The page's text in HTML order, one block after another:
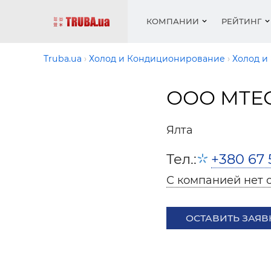
КОМПАНИИ
Котлы
РЕЙТИНГ
Работа
Разное
Холод,
Котлы
Монтаж
Акции
Фото
Truba.ua Холод и Кондиционирование Холод и
ООО
Ялта
Тел.: +380 67
С компанией нет
ОСТАВИТЬ